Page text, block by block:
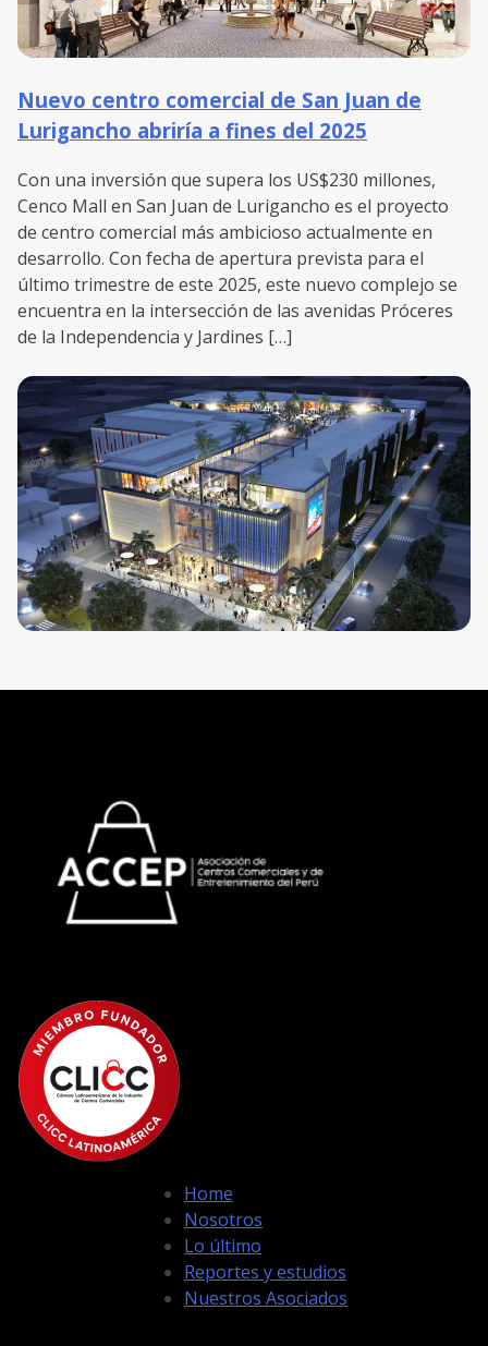
Nuevo centro comercial de San Juan de
Lurigancho abriría a fines del 2025
Con una inversión que supera los US$230 millones,
Cenco Mall en San Juan de Lurigancho es el proyecto
de centro comercial más ambicioso actualmente en
desarrollo. Con fecha de apertura prevista para el
último trimestre de este 2025, este nuevo complejo se
encuentra en la intersección de las avenidas Próceres
de la Independencia y Jardines […]
Home
Nosotros
Lo último
Reportes y estudios
Nuestros Asociados